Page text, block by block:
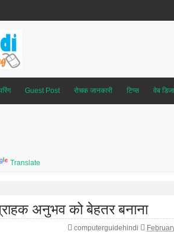
Guest Post रोचक जानकारी टिप्स वेब
Translate
अनुभव को बेहतर बनाना
computerguidehindi